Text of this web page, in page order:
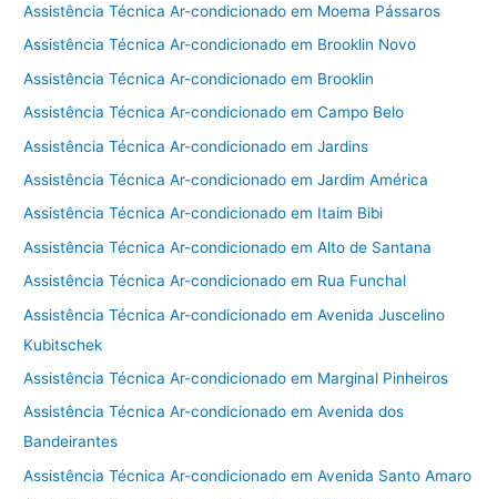
Assistência Técnica Ar-condicionado em Moema Pássaros
Assistência Técnica Ar-condicionado em Brooklin Novo
Assistência Técnica Ar-condicionado em Brooklin
Assistência Técnica Ar-condicionado em Campo Belo
Assistência Técnica Ar-condicionado em Jardins
Assistência Técnica Ar-condicionado em Jardim América
Assistência Técnica Ar-condicionado em Itaim Bibi
Assistência Técnica Ar-condicionado em Alto de Santana
Assistência Técnica Ar-condicionado em Rua Funchal
Assistência Técnica Ar-condicionado em Avenida Juscelino
Kubitschek
Assistência Técnica Ar-condicionado em Marginal Pinheiros
Assistência Técnica Ar-condicionado em Avenida dos
Bandeirantes
Assistência Técnica Ar-condicionado em Avenida Santo Amaro